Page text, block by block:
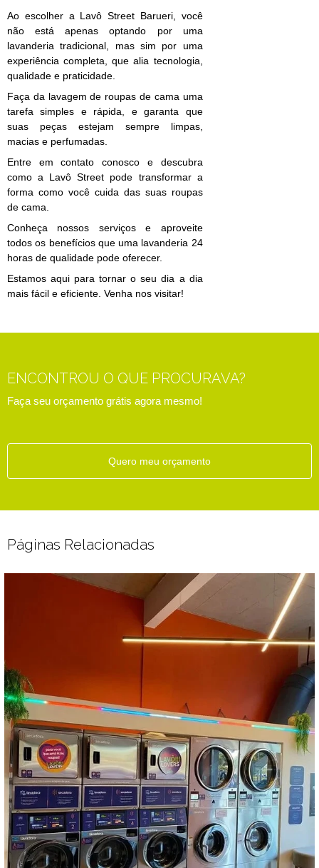
Ao escolher a Lavô Street Barueri, você
não está apenas optando por uma
lavanderia tradicional, mas sim por uma
experiência completa, que alia tecnologia,
qualidade e praticidade.
Faça da lavagem de roupas de cama uma
tarefa simples e rápida, e garanta que
suas peças estejam sempre limpas,
macias e perfumadas.
Entre em contato conosco e descubra
como a Lavô Street pode transformar a
forma como você cuida das suas roupas
de cama.
Conheça nossos serviços e aproveite
todos os benefícios que uma lavanderia 24
horas de qualidade pode oferecer.
Estamos aqui para tornar o seu dia a dia
mais fácil e eficiente. Venha nos visitar!
ENCONTROU O QUE PROCURAVA?
Faça seu orçamento grátis agora mesmo!
Quero meu orçamento
Páginas Relacionadas